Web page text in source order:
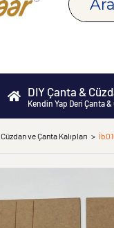
DIY Çanta &
Kendin Yap Deri Çanta &
Cüzdan ve Çanta Kalıpları